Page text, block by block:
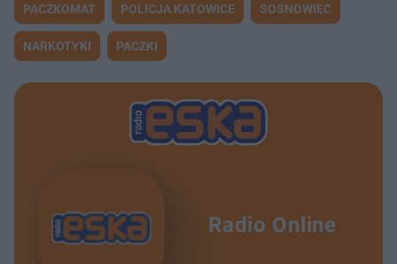
PACZKOMAT POLICJA KATOWICE SOSNOWIEC
NARKOTYKI PACZKI
Radio Online